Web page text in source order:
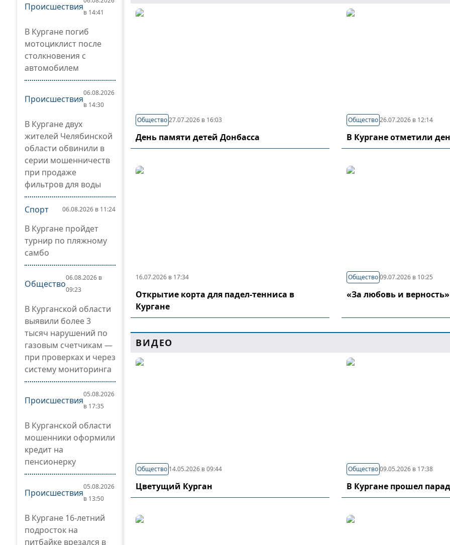
Происшествия
в 14:41
В Кургане погиб
мотоциклист после
столкновения с
автомобилем
Происшествия
06.08.2026
в 14:30
В Кургане двух
жителей Челябинской
области обвинили в
серии мошенничеств
при продаже
фильтров для воды
Спорт 06.08.2026 в 11:24
В Кургане пройдет
турнир по пляжному
самбо
Общество
06.08.2026 в
09:23
В Курганской области
выявили более 3
тысяч нарушений по
газовым счетчикам —
при проверках и через
систему мониторинга
Происшествия
05.08.2026
в 17:35
В Курганской области
мошенники оформили
кредит на
пенсионерку
Происшествия
05.08.2026
в 13:50
В Кургане 16-летний
подросток на
питбайке врезался в
Общество27.07.2026 в 16:03
День памяти детей Донбасса
Общество 26.07.2026 в 12:14
В Кургане отметили
16.07.2026 в 17:34
Открытие корта для падел-тенниса в
Кургане
Общество 09.07.2026 в 10:25
«За любовь и верность»
ВИДЕО
Общество 14.05.2026 в 09:44
Цветущий Курган
Общество 09.05.2026 в 17:38
В Кургане прошел